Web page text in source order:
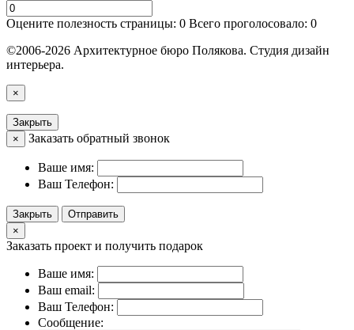
Оцените полезность страницы: 0 Всего проголосовало: 0
©2006-2026 Архитектурное бюро Полякова. Студия дизайн
интерьера.
×
Закрыть
×
Заказать обратный звонок
Ваше имя:
Ваш Телефон:
Закрыть
Отправить
×
Заказать проект и получить подарок
Ваше имя:
Ваш email:
Ваш Телефон:
Сообщение: